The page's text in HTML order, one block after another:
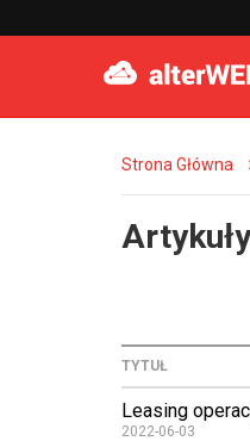
Strona Główna
TYTUŁ
Leasing
2022-06-03